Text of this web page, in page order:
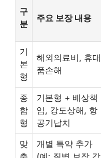
구
분
주요 보장 내용
기
본
형
해외의료비, 휴대
품손해
종
합
형
기본형 + 배상책
임, 강도상해, 항
공기납치
맞
개별 특약 추가